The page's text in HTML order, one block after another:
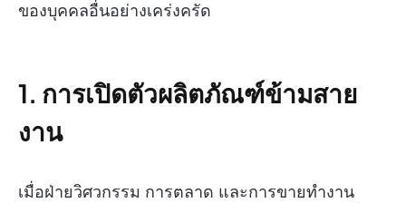
ของบุคคลอื่นอย่างเคร่งครัด
1. การเปิดตัวผลิตภัณฑ์ข้ามสาย
งาน
เมื่อฝ่ายวิศวกรรม การตลาด และการขายทำงาน